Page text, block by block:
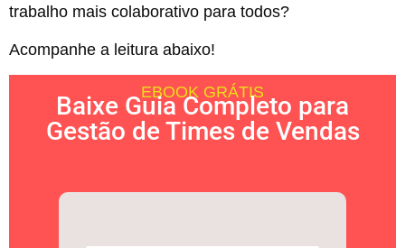
trabalho mais colaborativo para todos?
Acompanhe a leitura abaixo!
EBOOK GRÁTIS
Baixe Guia Completo para
Gestão de Times de Vendas